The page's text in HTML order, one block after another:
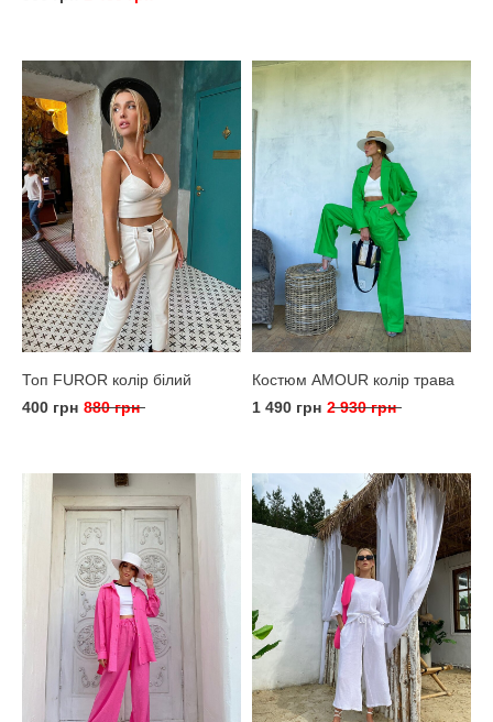
Топ FUROR колір білий
400 грн 880 грн
Костюм AMOUR колір трава
1 490 грн 2 930 грн